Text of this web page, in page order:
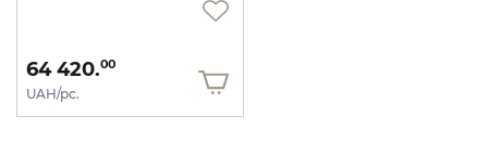
64 420.00
UAH/pc.